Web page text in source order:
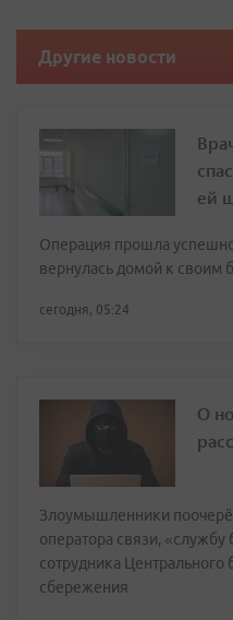
Другие новости
ей
Операция прошла
вернулась домой к своим
сегодня, 05:24
О
Злоумышленники
оператора связи, «службу
сотрудника Центрального
сбережения